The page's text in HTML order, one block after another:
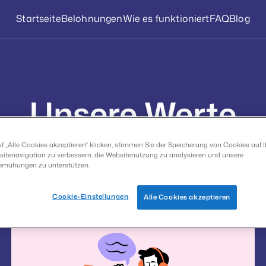
StartseiteBelohnungenWie es funktioniertFAQBlog
Unsere Werte
es uns zur Aufgabe gemacht,
Erfahrung bei der Teilnahme an Umfragen
„Alle Cookies akzeptieren“ klicken, stimmen Sie der Speicherung von Cookies auf
zu verbessern, die Websitenutzung zu analysieren und unsere
zu unterstützen.
Cookie-Einstellungen Alle Cookies akzeptieren